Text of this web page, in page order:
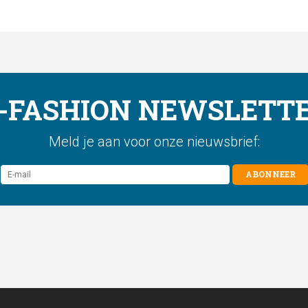
FASHION
Meld je aan voor onze nieuwsbrief:
ABONNEER